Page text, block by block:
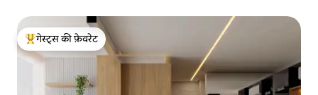
गेस्ट्स का टॉप फ़ेवरेट
गेस्ट्स की फ़ेवरेट